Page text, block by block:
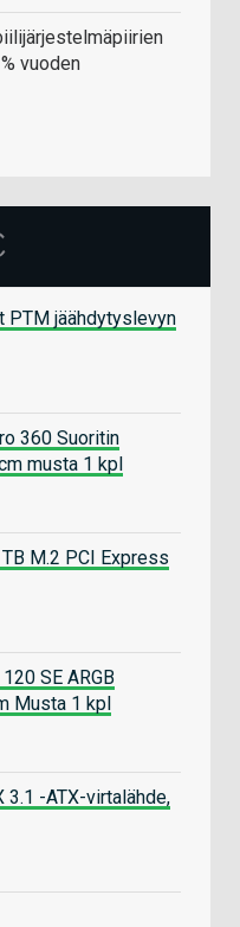
vuoden
PTM jäähdytyslevyn
360 Suoritin
musta 1 kpl
M.2 PCI Express
SE ARGB
Musta 1 kpl
3.1 -ATX-virtalähde,